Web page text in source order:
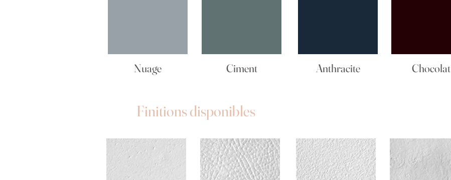
Nuage Ciment Anthracite Chocolat
Finitions disponibles